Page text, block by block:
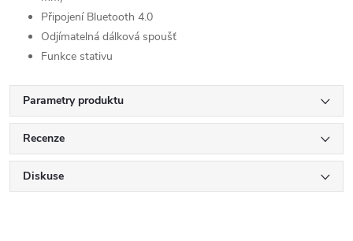
Připojení Bluetooth 4.0
Odjímatelná dálková spoušť
Funkce stativu
Parametry produktu
Recenze
Diskuse